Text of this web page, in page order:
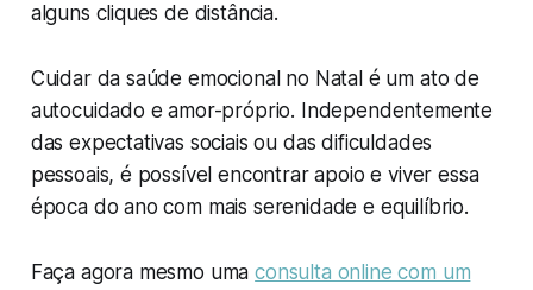
alguns cliques de distância.
Cuidar da saúde emocional no Natal é um ato de
autocuidado e amor-próprio. Independentemente
das expectativas sociais ou das dificuldades
pessoais, é possível encontrar apoio e viver essa
época do ano com mais serenidade e equilíbrio.
Faça agora mesmo umaconsulta online com um